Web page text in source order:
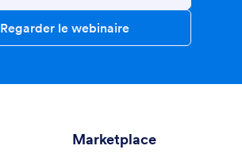
Regarder le webinaire
Marketplace